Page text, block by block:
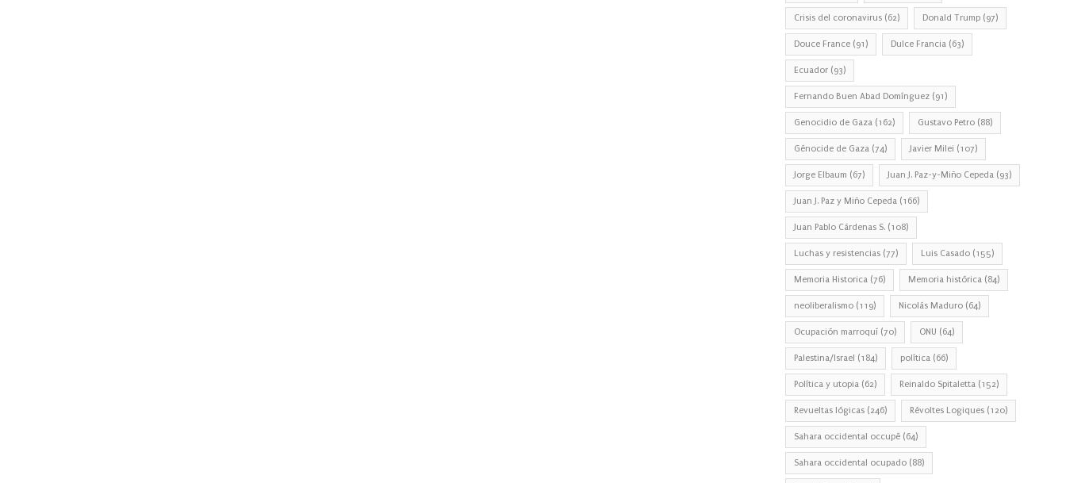
Crisis del coronavirus (62) Donald Trump (97)
Douce France (91) Dulce Francia (63)
Ecuador (93)
Fernando Buen Abad Domínguez (91)
Genocidio de Gaza (162) Gustavo Petro (88)
Génocide de Gaza (74) Javier Milei (107)
Jorge Elbaum (67) Juan J. Paz-y-Miño Cepeda (93)
Juan J. Paz y Miño Cepeda (166)
Juan Pablo Cárdenas S. (108)
Luchas y resistencias (77) Luis Casado (155)
Memoria Historica (76) Memoria histórica (84)
neoliberalismo (119) Nicolás Maduro (64)
Ocupación marroquí (70) ONU (64)
Palestina/Israel (184) política (66)
Política y utopia (62) Reinaldo Spitaletta (152)
Revueltas lógicas (246) Révoltes Logiques (120)
Sahara occidental occupé (64)
Sahara occidental ocupado (88)